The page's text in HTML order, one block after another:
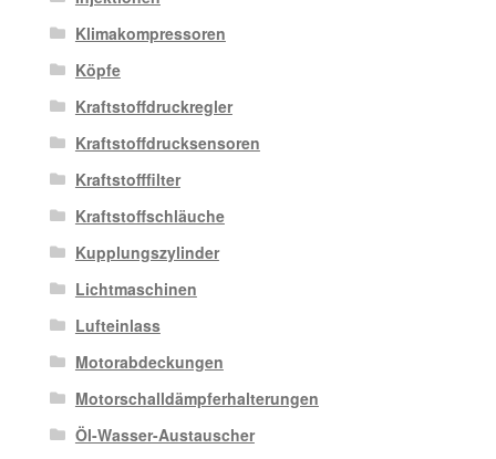
Klimakompressoren
Köpfe
Kraftstoffdruckregler
Kraftstoffdrucksensoren
Kraftstofffilter
Kraftstoffschläuche
Kupplungszylinder
Lichtmaschinen
Lufteinlass
Motorabdeckungen
Motorschalldämpferhalterungen
Öl-Wasser-Austauscher